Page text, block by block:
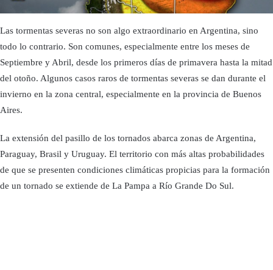
Las tormentas severas no son algo extraordinario en Argentina, sino
todo lo contrario. Son comunes, especialmente entre los meses de
Septiembre y Abril, desde los primeros días de primavera hasta la mitad
del otoño. Algunos casos raros de tormentas severas se dan durante el
invierno en la zona central, especialmente en la provincia de Buenos
Aires.
La extensión del pasillo de los tornados abarca zonas de Argentina,
Paraguay, Brasil y Uruguay. El territorio con más altas probabilidades
de que se presenten condiciones climáticas propicias para la formación
de un tornado se extiende de La Pampa a Río Grande Do Sul.